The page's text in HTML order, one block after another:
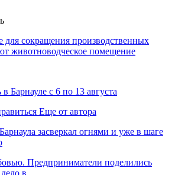
для сокращения производственных
животноводческое помещение
Барнауле с 6 по 13 августа
Еще от автора
засверкал огнями и уже в шаге
Предприниматели поделились
в…